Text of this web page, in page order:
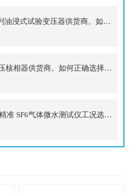
散热优良！2026YDJ系列油浸式试验变压器供货商。如何正确选择适合的厂家
识别可靠！2026无线高压核相器供货商。如何正确选择适合的厂家
化工高压气体检测 微量精准 SF6气体微水测试仪工况选型参考